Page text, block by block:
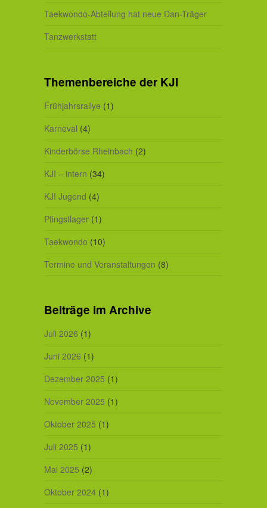
Taekwondo-Abteilung hat neue Dan-Träger
Tanzwerkstatt
Themenbereiche der KJI
Frühjahrsrallye (1)
Karneval (4)
Kinderbörse Rheinbach (2)
KJI – intern (34)
KJI Jugend (4)
Pfingstlager(1)
Taekwondo (10)
Termine und Veranstaltungen (8)
Beiträge im Archive
Juli 2026 (1)
Juni 2026 (1)
Dezember 2025 (1)
November 2025 (1)
Oktober 2025 (1)
Juli 2025 (1)
Mai 2025 (2)
Oktober 2024(1)